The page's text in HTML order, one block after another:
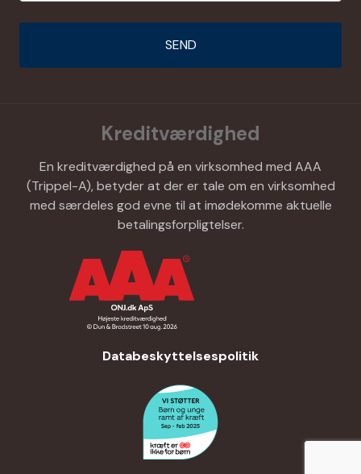
Kreditværdighed
En kreditværdighed på en virksomhed med AAA
(Trippel-A), betyder at der er tale om en virksomhed
med særdeles god evne til at imødekomme aktuelle
betalingsforpligtelser.
Databeskyttelsespolitik